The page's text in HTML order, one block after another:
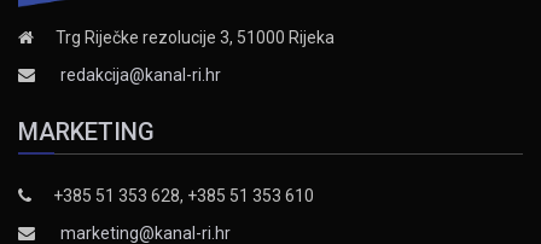
Trg Riječke rezolucije 3, 51000 Rijeka
redakcija@kanal-ri.hr
MARKETING
+385 51 353 628, +385 51 353 610
marketing@kanal-ri.hr